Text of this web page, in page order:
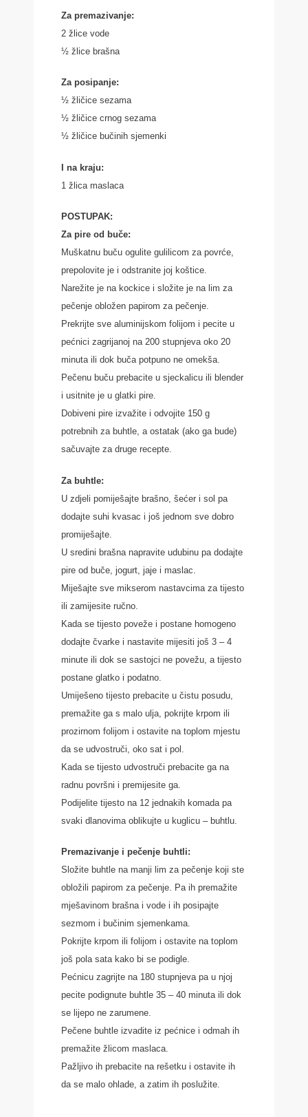
Za premazivanje:
2 žlice vode
½ žlice brašna
Za posipanje:
½ žličice sezama
½ žličice crnog sezama
½ žličice bučinih sjemenki
I na kraju:
1 žlica maslaca
POSTUPAK:
Za pire od buče:
Muškatnu buču ogulite gulilicom za povrće,
prepolovite je i odstranite joj koštice.
Narežite je na kockice i složite je na lim za
pečenje obložen papirom za pečenje.
Prekrijte sve aluminijskom folijom i pecite u
pećnici zagrijanoj na 200 stupnjeva oko 20
minuta ili dok buča potpuno ne omekša.
Pečenu buču prebacite u sjeckalicu ili blender
i usitnite je u glatki pire.
Dobiveni pire izvažite i odvojite 150 g
potrebnih za buhtle, a ostatak (ako ga bude)
sačuvajte za druge recepte.
Za buhtle:
U zdjeli pomiješajte brašno, šećer i sol pa
dodajte suhi kvasac i još jednom sve dobro
promiješajte.
U sredini brašna napravite udubinu pa dodajte
pire od buče, jogurt, jaje i maslac.
Miješajte sve mikserom nastavcima za tijesto
ili zamijesite ručno.
Kada se tijesto poveže i postane homogeno
dodajte čvarke i nastavite mijesiti još 3 – 4
minute ili dok se sastojci ne povežu, a tijesto
postane glatko i podatno.
Umiješeno tijesto prebacite u čistu posudu,
premažite ga s malo ulja, pokrijte krpom ili
prozirnom folijom i ostavite na toplom mjestu
da se udvostruči, oko sat i pol.
Kada se tijesto udvostruči prebacite ga na
radnu površni i premijesite ga.
Podijelite tijesto na 12 jednakih komada pa
svaki dlanovima oblikujte u kuglicu – buhtlu.
Premazivanje i pečenje buhtli:
Složite buhtle na manji lim za pečenje koji ste
obložili papirom za pečenje. Pa ih premažite
mješavinom brašna i vode i ih posipajte
sezmom i bučinim sjemenkama.
Pokrijte krpom ili folijom i ostavite na toplom
još pola sata kako bi se podigle.
Pećnicu zagrijte na 180 stupnjeva pa u njoj
pecite podignute buhtle 35 – 40 minuta ili dok
se lijepo ne zarumene.
Pečene buhtle izvadite iz pećnice i odmah ih
premažite žlicom maslaca.
Pažljivo ih prebacite na rešetku i ostavite ih
da se malo ohlade, a zatim ih poslužite.